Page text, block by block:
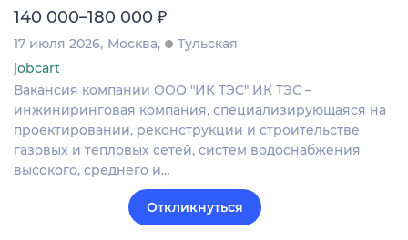
140 000–180 000 ₽
17 июля 2026 Москва
Тульская
jobcart
Вакансия компании ООО "ИК ТЭС" ИК ТЭС –
инжиниринговая компания, специализирующаяся на
проектировании, реконструкции и строительстве
газовых и тепловых сетей, систем водоснабжения
высокого, среднего и…
Откликнуться